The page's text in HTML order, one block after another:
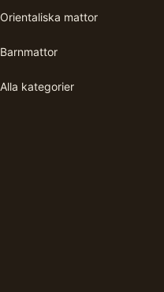
Orientaliska mattor
Barnmattor
Alla kategorier